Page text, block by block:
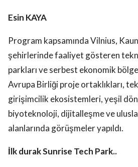
Esin KAYA
Program kapsamında Vilnius,
şehirlerinde faaliyet gösteren
parkları ve serbest ekonomik
Avrupa Birliği proje ortaklıkları,
girişimcilik ekosistemleri, yeşil
biyoteknoloji, dijitalleşme ve
alanlarında görüşmeler yapıldı.
İlk durak Sunrise Tech Park..